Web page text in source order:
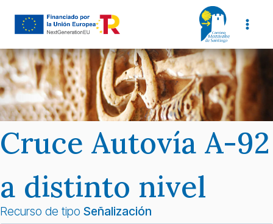
Cruce Autovía A-92
a distinto nivel
Recurso de tipo Señalización